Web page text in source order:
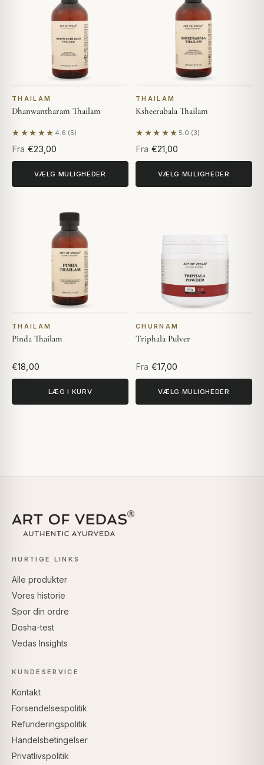
THAILAM
Dhanwantharam Thailam
★★★★★ 4.6 (5)
Baseret på 5 anmeldelser
Fra €23,00
VÆLG MULIGHEDER
THAILAM
Ksheerabala Thailam
★★★★★ 5.0 (3)
Baseret på 3 anmeldelser
Fra €21,00
VÆLG MULIGHEDER
THAILAM
Pinda Thailam
€18,00
LÆG I KURV
CHURNAM
Triphala Pulver
Fra €17,00
VÆLG MULIGHEDER
HURTIGE LINKS
Alle produkter
Vores historie
Spor din ordre
Dosha-test
Vedas Insights
KUNDESERVICE
Kontakt
Forsendelsespolitik
Refunderingspolitik
Handelsbetingelser
Privatlivspolitik